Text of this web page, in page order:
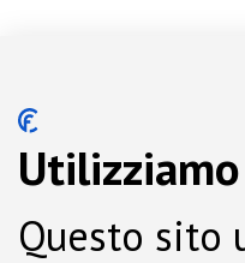
Questo sito